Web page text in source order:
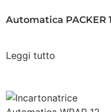
Automatica PACKER
Leggi tutto